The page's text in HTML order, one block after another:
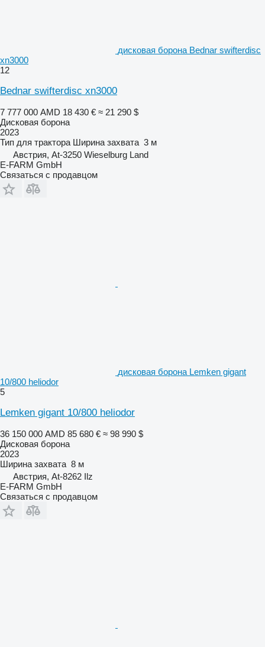
дисковая борона Bednar swifterdisc
xn3000
12
Bednar swifterdisc xn3000
7 777 000 AMD 18 430 € ≈ 21 290 $
Дисковая борона
2023
Тип для трактора Ширина захвата 3 м
Австрия, At-3250 Wieselburg Land
E-FARM GmbH
Связаться с продавцом
дисковая борона Lemken gigant
10/800 heliodor
5
Lemken gigant 10/800 heliodor
36 150 000 AMD 85 680 € ≈ 98 990 $
Дисковая борона
2023
Ширина захвата 8 м
Австрия, At-8262 Ilz
E-FARM GmbH
Связаться с продавцом